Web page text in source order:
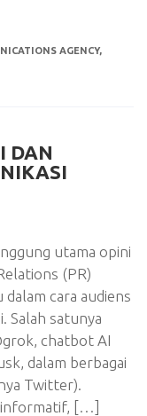
AGENCY,
DAN
utama opini
(PR)
cara audiens
Salah satunya
chatbot AI
dalam berbagai
Twitter).
informatif, […]